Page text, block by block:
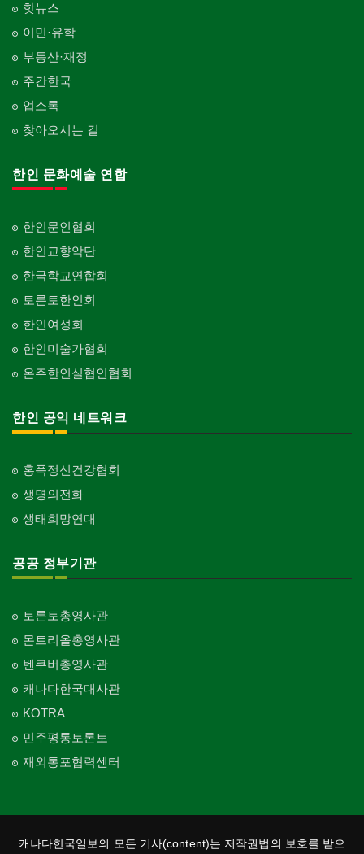
핫뉴스
이민·유학
부동산·재정
주간한국
업소록
찾아오시는 길
한인 문화예술 연합
한인문인협회
한인교향악단
한국학교연합회
토론토한인회
한인여성회
한인미술가협회
온주한인실협인협회
한인 공익 네트워크
홍푹정신건강협회
생명의전화
생태희망연대
공공 정부기관
토론토총영사관
몬트리올총영사관
벤쿠버총영사관
캐나다한국대사관
KOTRA
민주평통토론토
재외통포협력센터
캐나다한국일보의 모든 기사(content)는 저작권법의 보호를 받으